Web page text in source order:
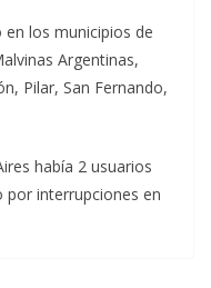
en los municipios de
Argentinas,
Pilar, San Fernando,
había 2 usuarios
por interrupciones en